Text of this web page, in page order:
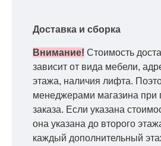
Доставка и сборка
Внимание! Стоимость
зависит от вида мебели,
этажа, наличия лифта.
менеджерами магазина при
заказа. Если указана
она указана до второго
каждый дополнительный